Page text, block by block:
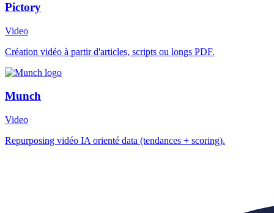
Pictory
Video
Création vidéo à partir d'articles, scripts ou longs PDF.
Munch
Video
Repurposing vidéo IA orienté data (tendances + scoring).